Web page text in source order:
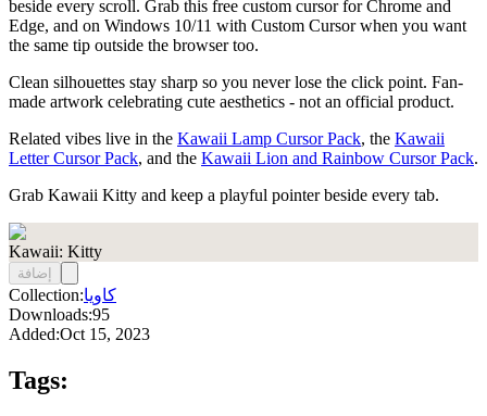
beside every scroll. Grab this free custom cursor for Chrome and
Edge, and on Windows 10/11 with Custom Cursor when you want
the same tip outside the browser too.
Clean silhouettes stay sharp so you never lose the click point. Fan-
made artwork celebrating cute aesthetics - not an official product.
Related vibes live in the Kawaii Lamp Cursor Pack, the Kawaii
Letter Cursor Pack, and the Kawaii Lion and Rainbow Cursor Pack.
Grab Kawaii Kitty and keep a playful pointer beside every tab.
Kawaii: Kitty
إضافة
Collection:كاويا
Downloads:95
Added:Oct 15, 2023
Tags: